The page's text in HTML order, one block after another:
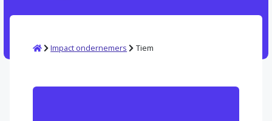
HomeImpact ondernemers Tiem